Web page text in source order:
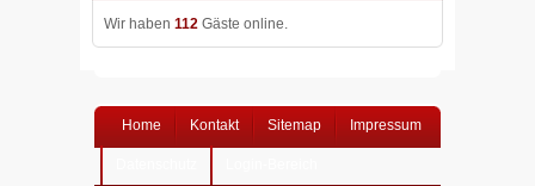
Wir haben 112 Gäste online.
Home Kontakt Sitemap Impressum